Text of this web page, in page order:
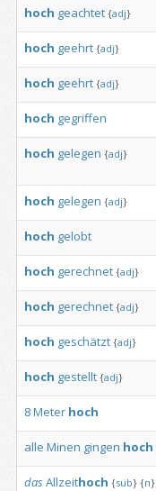
hoch geachtet {adj}
hoch geehrt {adj}
hoch geehrt {adj}
hoch gegriffen
hoch gelegen {adj}
hoch gelegen {adj}
hoch gelobt
hoch gerechnet {adj}
hoch gerechnet {adj}
hoch geschätzt {adj}
hoch gestellt {adj}
8Meter hoch
alle Minen gingen hoch
dasAllzeithoch {sub} {n}